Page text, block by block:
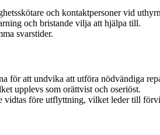
och kontaktpersoner vid
och bristande vilja att hjälpa till.
svarstider.
för att undvika att utföra nödvändiga
upplevs som orättvist och oseriöst.
vidtas före utflyttning, vilket leder till